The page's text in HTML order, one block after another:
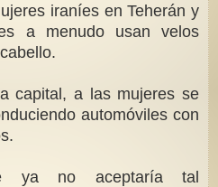
iraníes en Teherán y
a menudo usan velos
capital, a las mujeres se
automóviles con
ya no aceptaría tal